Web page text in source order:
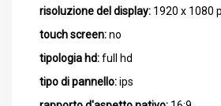
risoluzione del display: 1920 x 1080
touch screen:no
tipologia hd:full hd
tipo di pannello:ips